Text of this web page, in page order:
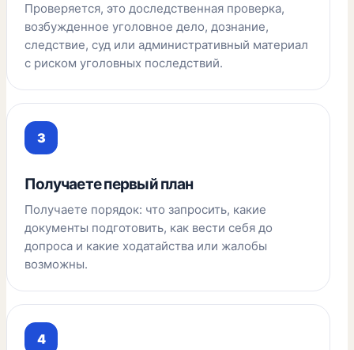
Проверяется, это доследственная проверка,
возбужденное уголовное дело, дознание,
следствие, суд или административный материал
с риском уголовных последствий.
Получаете первый план
Получаете порядок: что запросить, какие
документы подготовить, как вести себя до
допроса и какие ходатайства или жалобы
возможны.